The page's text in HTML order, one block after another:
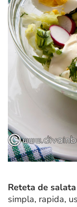
Reteta de
simpla, rapida,